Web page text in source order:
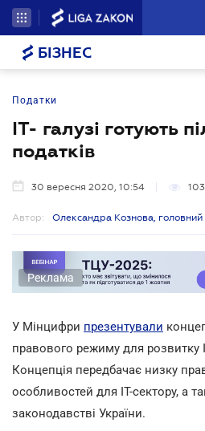
БІЗНЕС
Податки
IT- галузі готують
податків
30 вересня 2020, 10:54
Автор: Олександра Кознова, головний
Реклама
У Мінцифри презентували
правового режиму для розвитку
Концепція передбачає низку
особливостей для IT-сектору, а
законодавстві України.